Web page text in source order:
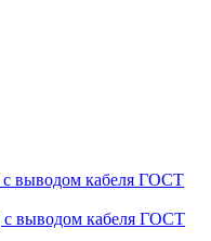
выводом кабеля ГОСТ
выводом кабеля ГОСТ